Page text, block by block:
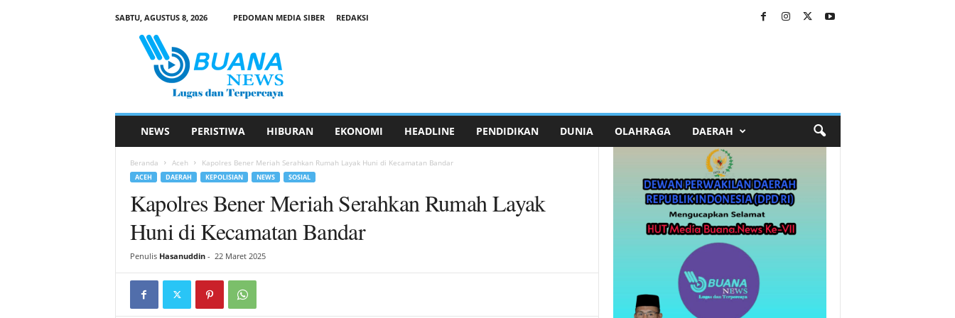
SABTU, AGUSTUS 8, 2026 PEDOMAN MEDIA SIBER
REDAKSI
NEWS PERISTIWA HIBURAN EKONOMI HEADLINE PENDIDIKAN DUNIA OLAHRAGA DAERAH
Beranda Aceh Kapolres Bener Meriah Serahkan Rumah Layak Huni di Kecamatan Bandar
ACEH DAERAH KEPOLISIAN NEWS SOSIAL
Kapolres Bener Meriah Serahkan Rumah Layak
Huni di Kecamatan Bandar
Penulis Hasanuddin- 22 Maret 2025